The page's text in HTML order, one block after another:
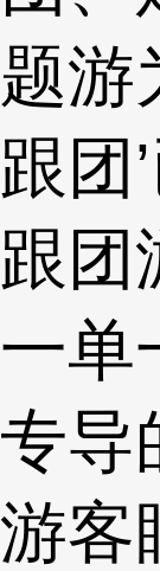
题游
跟团
跟团
一单
专导
游客